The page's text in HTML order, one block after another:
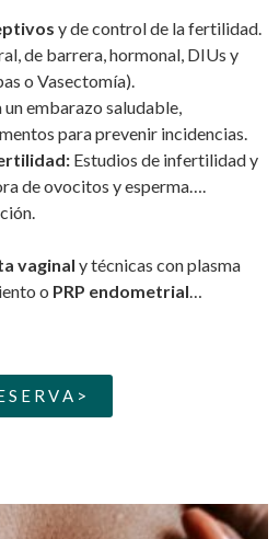
y de control de la fertilidad.
de barrera, hormonal, DIUs y
o Vasectomía).
un embarazo saludable,
para prevenir incidencias.
Estudios de infertilidad y
de ovocitos y esperma….
vaginal y técnicas con plasma
o PRP endometrial…
S E R V A >